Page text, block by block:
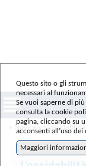
Novità »
Questo sito o gli
necessari al
Se vuoi saperne di
consulta la cookie
pagina, cliccando su
acconsenti all’uso dei
Maggiori